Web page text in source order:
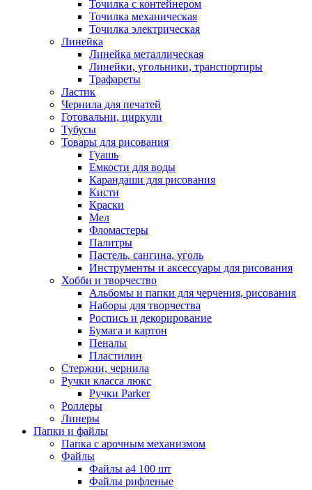
Точилка с контейнером
Точилка механическая
Точилка электрическая
Линейка
Линейка металлическая
Линейки, угольники, транспортиры
Трафареты
Ластик
Чернила для печатей
Готовальни, циркули
Тубусы
Товары для рисования
Гуашь
Емкости для воды
Карандаши для рисования
Кисти
Краски
Мел
Фломастеры
Палитры
Пастель, сангина, уголь
Инструменты и аксессуары для рисования
Хобби и творчество
Альбомы и папки для черчения, рисования
Наборы для творчества
Роспись и декорирование
Бумага и картон
Пеналы
Пластилин
Стержни, чернила
Ручки класса люкс
Ручки Parker
Роллеры
Линеры
Папки и файлы
Папка с арочным механизмом
Файлы
Файлы а4 100 шт
Файлы рифленые